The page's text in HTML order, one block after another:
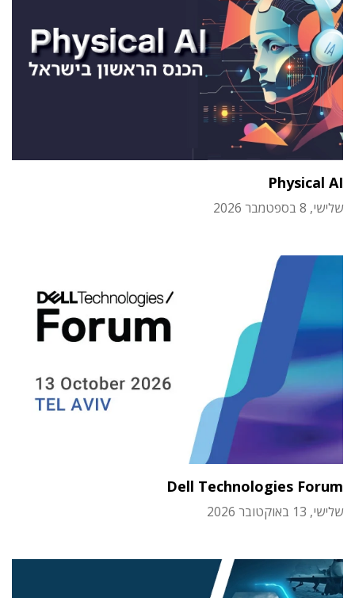
Physical AI
שלישי, 8 בספטמבר 2026
Dell Technologies Forum
שלישי, 13 באוקטובר 2026